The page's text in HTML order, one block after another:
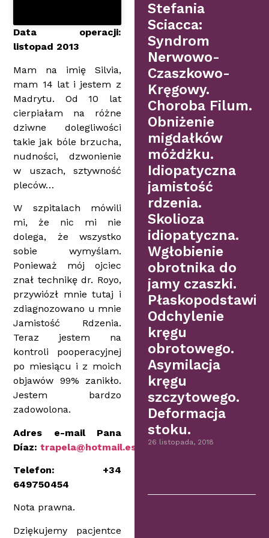
Data operacji:
listopad 2013
Mam na imię Silvia,
mam 14 lat i jestem z
Madrytu. Od 10 lat
cierpiałam na różne
dziwne dolegliwości
takie jak bóle brzucha,
nudności, dzwonienie
w uszach, sztywność
pleców…
W szpitalach mówili
mi, że nic mi nie
dolega, że wszystko
sobie wymyślam.
Ponieważ mój ojciec
znał technikę dr. Royo,
przywiózł mnie tutaj i
zdiagnozowano u mnie
Jamistość Rdzenia.
Teraz jestem na
kontroli pooperacyjnej
po miesiącu i z moich
objawów 99% zanikło.
Jestem bardzo
zadowolona.
Adres e-mail Pana
Díaz: trapela@hotmail.es
Telefon: +34
649750454
Nota prawna.
Dziękujemy pacjentce
Stefania
Sciacca:
Syndrom
Nerwowo-
Czaszkowo-
Kręgowy.
Choroba Filum.
Obniżenie
migdałków
móżdżku.
Idiopatyczna
jamistość
rdzenia.
Skolioza
idiopatyczna.
Wgłobienie
obrotnika do
jamy czaszki.
Płaskopodstawie.
Odchylenie
kręgu
obrotowego.
Asymilacja
kręgu
szczytowego.
Deformacja
stoku.
26 listopada, 2018